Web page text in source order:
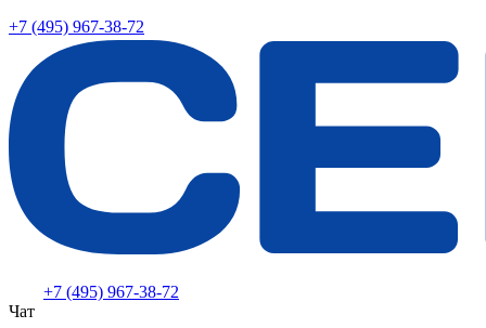
+7 (495) 967-38-72
+7 (495) 967-38-72
Чат